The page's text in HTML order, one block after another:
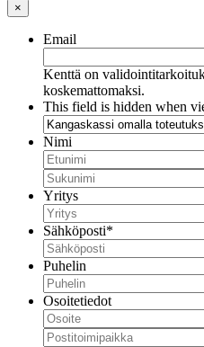
×
Email
Kenttä on
koskemattomaksi.
This field is hidden when
Nimi
Yritys
Sähköposti*
Puhelin
Osoitetiedot